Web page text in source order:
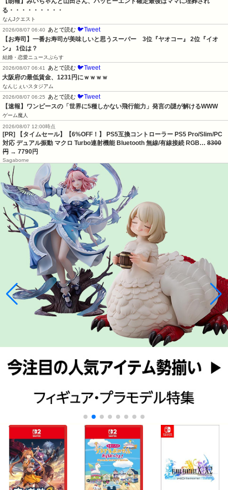
る・・・・・・・・・
なんJクエスト
2026/08/07 06:40
あとで読む 🐦Tweet
【お寿司】一番お寿司が美味しいと思うスーパー　3位『ヤオコー』 2位『イオ
ン』 1位は？
結婚・恋愛ニュースぷらす
2026/08/07 06:41
あとで読む 🐦Tweet
大阪府の最低賃金、1231円にｗｗｗｗ
なんじぇいスタジアム
2026/08/07 06:25
あとで読む 🐦Tweet
【速報】ワンピースの「世界に5種しかない飛行能力」発言の謎が解けるWWW
ゲーム魔人
2026/08/07 12:00時点
[PR] 【タイムセール】【6%OFF！】 PS5互換コントローラー PS5 Pro/Slim/PC
対応 デュアル振動 マクロ Turbo連射機能 Bluetooth 無線/有線接続 RGB… 8300
円 → 7790円
Sagaborne